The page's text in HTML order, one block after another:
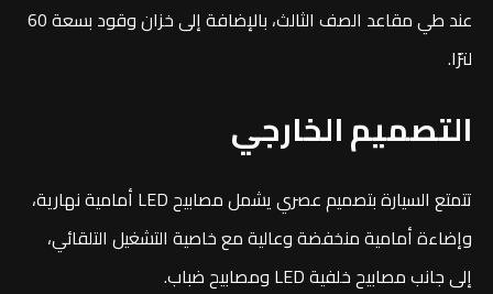
عند طي مقاعد الصف الثالث، بالإضافة إلى خزان وقود بسعة 60
لترًا.
التصميم الخارجي
تتمتع السيارة بتصميم عصري يشمل مصابيح LED أمامية نهارية،
وإضاءة أمامية منخفضة وعالية مع خاصية التشغيل التلقائي،
إلى جانب مصابيح خلفية LED ومصابيح ضباب.